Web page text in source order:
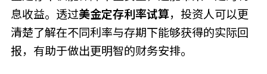
息收益。透过美金定存利率试算，投资人可以更
清楚了解在不同利率与存期下能够获得的实际回
报，有助于做出更明智的财务安排。